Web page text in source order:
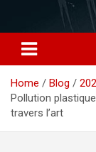
Home Blog
Pollution
travers l’art